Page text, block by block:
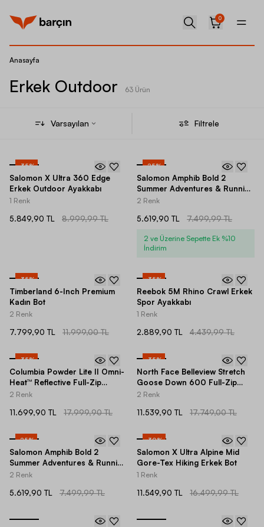
0
Anasayfa
Erkek Outdoor 63 Ürün
Varsayılan Filtrele
-35%
Salomon X Ultra 360 Edge
Erkek Outdoor Ayakkabı
1 Renk
5.849,90 TL 8.999,99 TL
-25%
Salomon Amphib Bold 2
Summer Adventures & Running
Erkek Spor Ayakkabı
2 Renk
5.619,90 TL 7.499,99 TL
2 ve Üzerine Sepette Ek %10
İndirim
-35%
Timberland 6-Inch Premium
Kadın Bot
2 Renk
7.799,90 TL 11.999,00 TL
-35%
Reebok 5M Rhino Crawl Erkek
Spor Ayakkabı
1 Renk
2.889,90 TL 4.439,99 TL
-35%
Columbia Powder Lite II Omni-
Heat™ Reflective Full-Zip
Hoodie Erkek Mont
2 Renk
11.699,90 TL 17.999,90 TL
-35%
North Face Belleview Stretch
Goose Down 600 Full-Zip
Hoodie Erkek Mont
2 Renk
11.539,90 TL 17.749,00 TL
-25%
Salomon Amphib Bold 2
Summer Adventures & Running
Erkek Spor Ayakkabı
2 Renk
5.619,90 TL 7.499,99 TL
-30%
Salomon X Ultra Alpine Mid
Gore-Tex Hiking Erkek Bot
1 Renk
11.549,90 TL 16.499,99 TL